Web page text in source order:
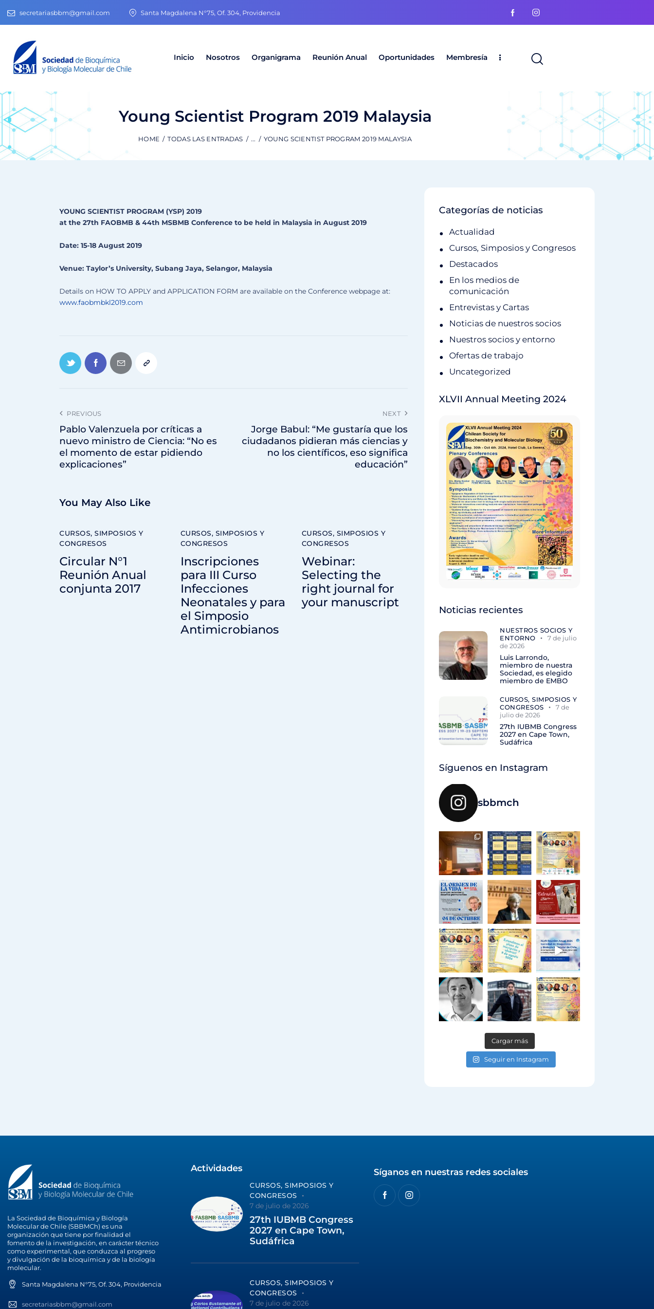
secretariasbbm@gmail.com Santa Magdalena N°75, Of. 304, Providencia
Inicio Nosotros Organigrama Reunión Anual Oportunidades Membresía
Young Scientist Program 2019 Malaysia
HOME TODAS LAS ENTRADAS ... YOUNG SCIENTIST PROGRAM 2019 MALAYSIA
YOUNG SCIENTIST PROGRAM (YSP) 2019
at the 27th FAOBMB & 44th MSBMB Conference to be held in Malaysia in August 2019
Date: 15-18 August 2019
Venue: Taylor’s University, Subang Jaya, Selangor, Malaysia
Details on HOW TO APPLY and APPLICATION FORM are available on the Conference webpage at:
www.faobmbkl2019.com
PREVIOUS
Pablo Valenzuela por críticas a
nuevo ministro de Ciencia: “No es
el momento de estar pidiendo
explicaciones”
NEXT
Jorge Babul: “Me gustaría que los
ciudadanos pidieran más ciencias y
no los científicos, eso significa
educación”
You May Also Like
CURSOS, SIMPOSIOS Y
CONGRESOS
Circular N°1
Reunión Anual
conjunta 2017
CURSOS, SIMPOSIOS Y
CONGRESOS
Inscripciones
para III Curso
Infecciones
Neonatales y para
el Simposio
Antimicrobianos
CURSOS, SIMPOSIOS Y
CONGRESOS
Webinar:
Selecting the
right journal for
your manuscript
Categorías de noticias
Actualidad
Cursos, Simposios y Congresos
Destacados
En los medios de
comunicación
Entrevistas y Cartas
Noticias de nuestros socios
Nuestros socios y entorno
Ofertas de trabajo
Uncategorized
XLVII Annual Meeting 2024
Noticias recientes
NUESTROS SOCIOS Y
ENTORNO
7 de julio
de 2026
Luis Larrondo,
miembro de nuestra
Sociedad, es elegido
miembro de EMBO
CURSOS, SIMPOSIOS Y
CONGRESOS
7 de
julio de 2026
27th IUBMB Congress
2027 en Cape Town,
Sudáfrica
Síguenos en Instagram
sbbmch
Cargar más
Seguir en Instagram
La Sociedad de Bioquímica y Biología
Molecular de Chile (SBBMCh) es una
organización que tiene por finalidad el
fomento de la investigación, en carácter técnico
como experimental, que conduzca al progreso
y divulgación de la bioquímica y de la biología
molecular.
Santa Magdalena N°75, Of. 304, Providencia
secretariasbbm@gmail.com
Actividades
CURSOS, SIMPOSIOS Y
CONGRESOS
7 de julio de 2026
27th IUBMB Congress
2027 en Cape Town,
Sudáfrica
CURSOS, SIMPOSIOS Y
CONGRESOS
7 de julio de 2026
Síganos en nuestras redes sociales